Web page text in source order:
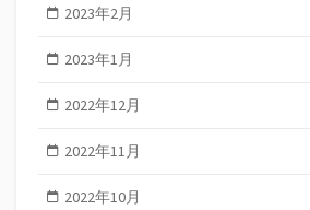
2023年2月
2023年1月
2022年12月
2022年11月
2022年10月